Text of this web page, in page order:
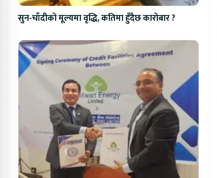
सुन-चाँदीको मूल्यमा वृद्धि, कतिमा हुँदैछ कारोबार ?